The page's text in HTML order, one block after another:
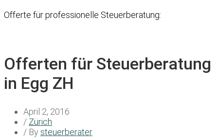
Offerte für professionelle Steuerberatung:
Offerten für Steuerberatung
in Egg ZH
April 2, 2016
/ Zürich
/ By steuerberater